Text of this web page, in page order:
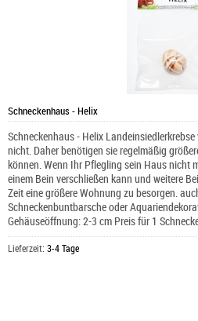
Schneckenhaus - Helix
Schneckenhaus - Helix
nicht. Daher benötigen sie regelmäßig
können. Wenn Ihr Pflegling sein Haus nicht
einem Bein verschließen kann und weitere
Zeit eine größere Wohnung zu besorgen.
Schneckenbuntbarsche oder
Gehäuseöffnung: 2-3 cm Preis für 1
Lieferzeit: 3-4 Tage